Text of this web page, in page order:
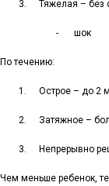
3. Тяжелая – без
- шок
По течению:
1. Острое – до 2
2. Затяжное –
3. Непрерывно
Чем меньше ребенок,